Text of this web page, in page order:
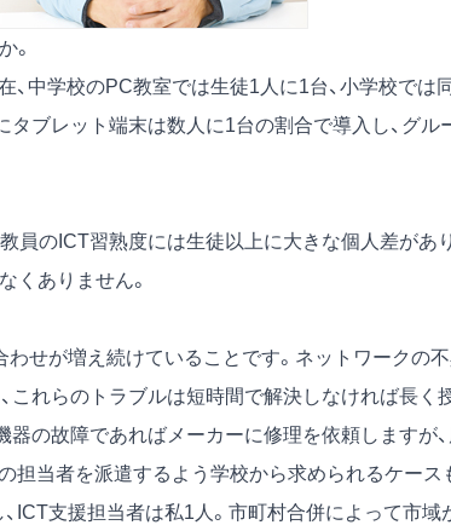
。
中学校のPC教室では生徒1人に1台、小学校では同
ブレット端末は数人に1台の割合で導入し、グル
員のICT習熟度には生徒以上に大きな個人差があり
くありません。
せが増え続けていることです。ネットワークの
これらのトラブルは短時間で解決しなければ長く
の故障であればメーカーに修理を依頼しますが
担当者を派遣するよう学校から求められるケース
ICT支援担当者は私1人。市町村合併によって市域